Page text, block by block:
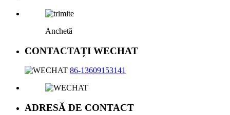
Anchetă
CONTACTAȚI WECHAT
86-13609153141
ADRESĂ DE CONTACT